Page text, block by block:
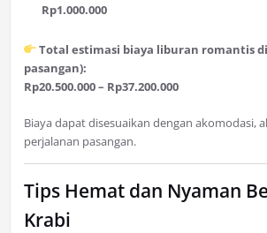
Rp1.000.000
Total estimasi biaya liburan romantis
pasangan):
Rp20.500.000 – Rp37.200.000
Biaya dapat disesuaikan dengan akomodasi,
perjalanan pasangan.
Tips Hemat dan Nyaman
Krabi